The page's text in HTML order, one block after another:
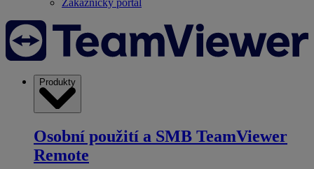
Zákaznický portál
Produkty
Osobní použití a SMB TeamViewer
Remote